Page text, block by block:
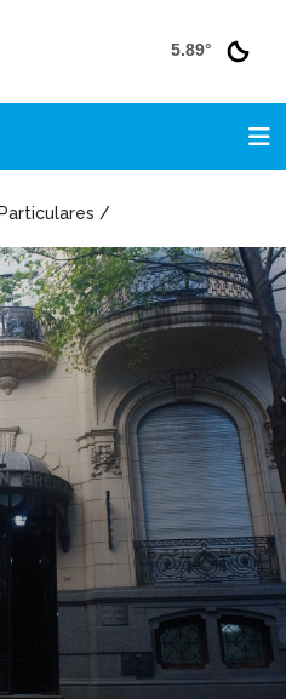
5.89°
/